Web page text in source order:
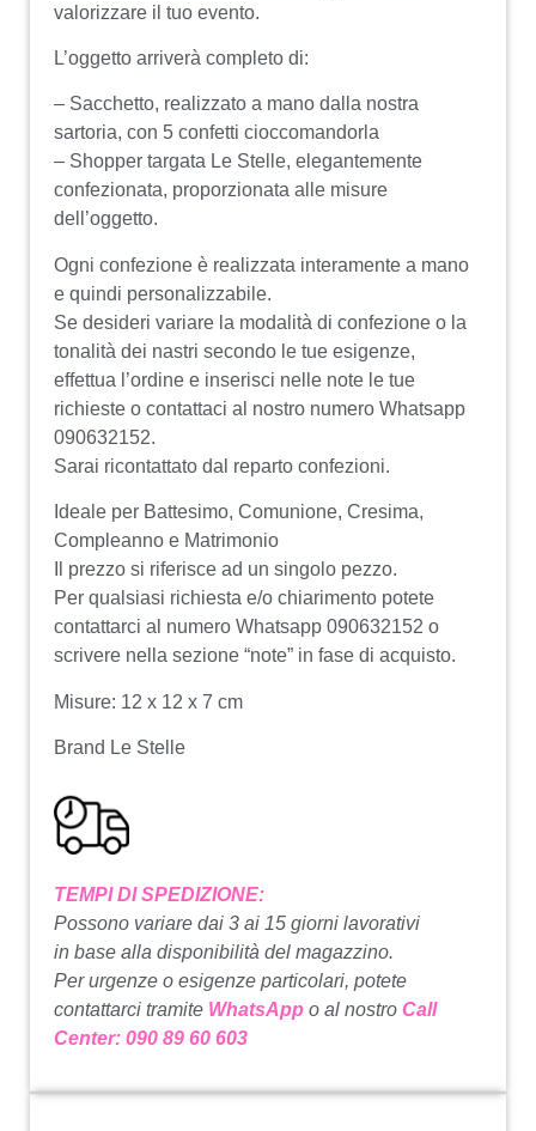
valorizzare il tuo evento.
L’oggetto arriverà completo di:
– Sacchetto, realizzato a mano dalla nostra
sartoria, con 5 confetti cioccomandorla
– Shopper targata Le Stelle, elegantemente
confezionata, proporzionata alle misure
dell’oggetto.
Ogni confezione è realizzata interamente a mano
e quindi personalizzabile.
Se desideri variare la modalità di confezione o la
tonalità dei nastri secondo le tue esigenze,
effettua l’ordine e inserisci nelle note le tue
richieste o contattaci al nostro numero Whatsapp
090632152.
Sarai ricontattato dal reparto confezioni.
Ideale per Battesimo, Comunione, Cresima,
Compleanno e Matrimonio
Il prezzo si riferisce ad un singolo pezzo.
Per qualsiasi richiesta e/o chiarimento potete
contattarci al numero Whatsapp 090632152 o
scrivere nella sezione “note” in fase di acquisto.
Misure: 12 x 12 x 7 cm
Brand Le Stelle
TEMPI DI SPEDIZIONE:
Possono variare dai 3 ai 15 giorni lavorativi
in base alla disponibilità del magazzino.
Per urgenze o esigenze particolari, potete
contattarci tramite WhatsApp o al nostro Call
Center: 090 89 60 603